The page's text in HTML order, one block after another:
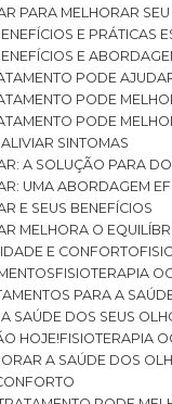
PARA MELHORAR
E PRÁTICAS
E
PODE
PODE
PODE
SINTOMAS
A SOLUÇÃO PARA
UMA ABORDAGEM
E SEUS BENEFÍCIOS
MELHORA O
E CONFORTO
FISIOTERAPIA
PARA A
SAÚDE DOS SEUS
HOJE! FISIOTERAPIA
A SAÚDE DOS